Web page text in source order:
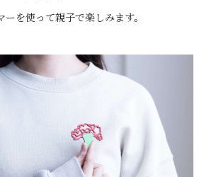
を使って親子で楽しみます。